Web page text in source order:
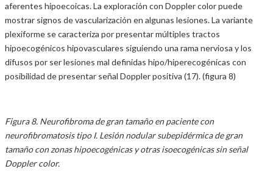
aferentes hipoecoicas. La exploración con Doppler color puede
mostrar signos de vascularización en algunas lesiones. La variante
plexiforme se caracteriza por presentar múltiples tractos
hipoecogénicos hipovasculares siguiendo una rama nerviosa y los
difusos por ser lesiones mal definidas hipo/hiperecogénicas con
posibilidad de presentar señal Doppler positiva (17). (figura 8)
Figura 8. Neurofibroma de gran tamaño en paciente con
neurofibromatosis tipo I. Lesión nodular subepidérmica de gran
tamaño con zonas hipoecogénicas y otras isoecogénicas sin señal
Doppler color.